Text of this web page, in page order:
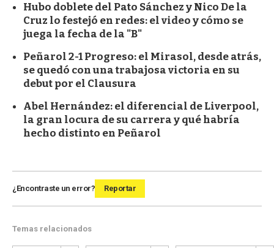
Hubo doblete del Pato Sánchez y Nico De la
Cruz lo festejó en redes: el video y cómo se
juega la fecha de la "B"
Peñarol 2-1 Progreso: el Mirasol, desde atrás,
se quedó con una trabajosa victoria en su
debut por el Clausura
Abel Hernández: el diferencial de Liverpool,
la gran locura de su carrera y qué habría
hecho distinto en Peñarol
¿Encontraste un error? Reportar
Temas relacionados